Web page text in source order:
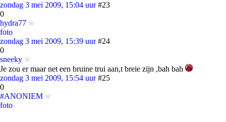
zondag 3 mei 2009, 15:04 uur #23
0
hydra77
foto
zondag 3 mei 2009, 15:39 uur #24
0
sneeky
Je zou er maar net een bruine trui aan,t breie zijn ,bah bah
zondag 3 mei 2009, 15:54 uur #25
0
#ANONIEM
foto